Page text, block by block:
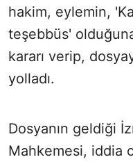
hakim, eylemin,
teşebbüs'
kararı verip,
yolladı.
Dosyanın geldiği
Mahkemesi, iddia